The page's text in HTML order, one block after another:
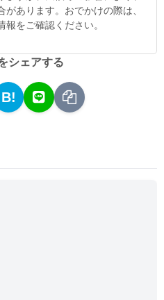
あります。おでかけの際は、
をご確認ください。
シェアする
B!